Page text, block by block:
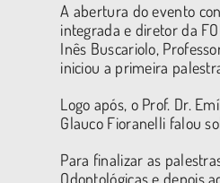
A abertura do evento
integrada e diretor da
Inês Buscariolo,
iniciou a primeira
Logo após, o Prof. Dr.
Glauco Fioranelli falou
Para finalizar as
Odontológicas e depois